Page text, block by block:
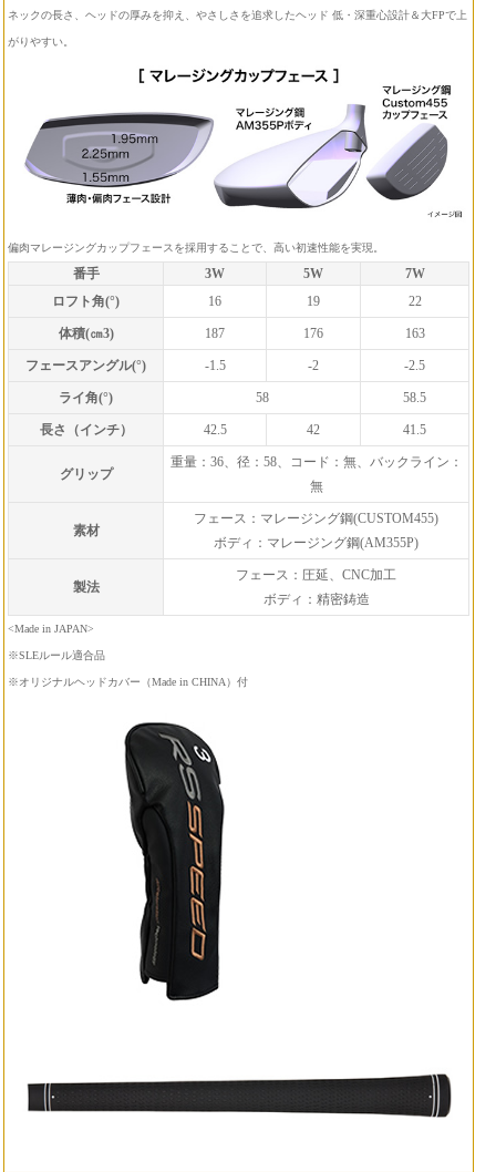
ネックの長さ、ヘッドの厚みを抑え、やさしさを追求したヘッド 低・深重心設計＆大FPで上
がりやすい。
偏肉マレージングカップフェースを採用することで、高い初速性能を実現。
番手 3W 5W
7W
ロフト角(°)
16 19 22
体積(㎝3) 187 176 163
フェースアングル(°) -1.5 -2 -2.5
ライ角(°) 58 58.5
長さ（インチ） 42.5 42 41.5
グリップ
重量：36、径：58、コード：無、バックライン：
無
素材
フェース：マレージング鋼(CUSTOM455)
ボディ：マレージング鋼(AM355P)
製法
フェース：圧延、CNC加工
ボディ：精密鋳造
<Made in JAPAN>
※SLEルール適合品
※オリジナルヘッドカバー（Made in CHINA）付